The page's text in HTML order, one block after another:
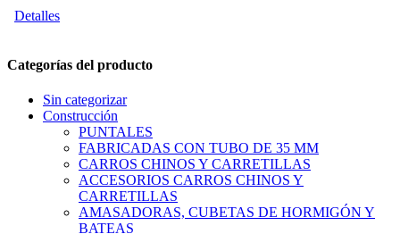
la
producto
Este
múltiples
Las
opciones
Detalles
Categorías del producto
Sin categorizar
Construcción
PUNTALES
FABRICADAS CON TUBO DE 35 MM
CARROS CHINOS Y CARRETILLAS
ACCESORIOS CARROS CHINOS Y
CARRETILLAS
AMASADORAS, CUBETAS DE HORMIGÓN Y
BATEAS